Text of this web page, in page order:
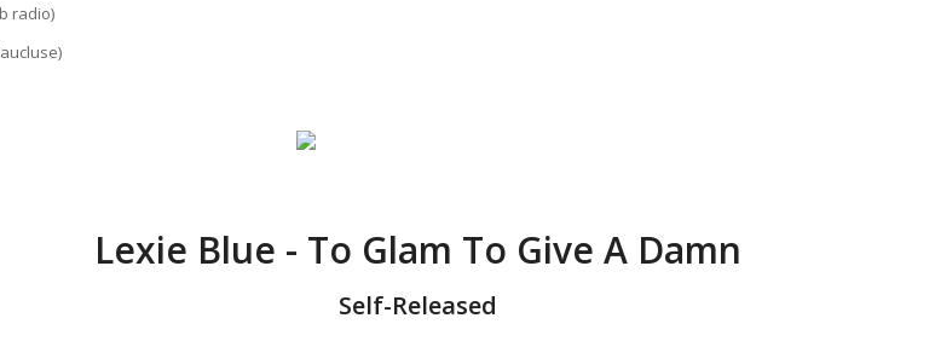
radio)
Lexie Blue - To Glam To Give A Damn
Self-Released